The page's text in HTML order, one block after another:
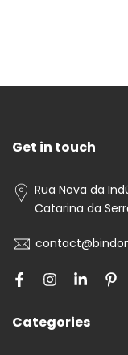
Get in touch
Rua Nova da
Catarina da
Categories